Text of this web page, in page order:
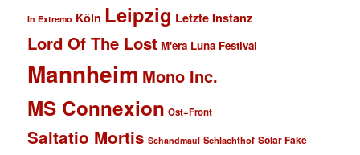
In Extremo Köln Leipzig Letzte Instanz
Lord Of The Lost M'era Luna Festival
Mannheim Mono Inc.
MS Connexion Ost+Front
Saltatio Mortis Schandmaul Schlachthof Solar Fake